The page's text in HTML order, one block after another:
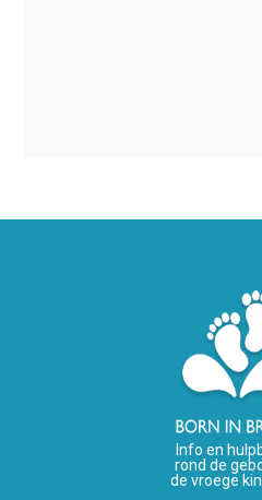
Info en
rond de
de vroege